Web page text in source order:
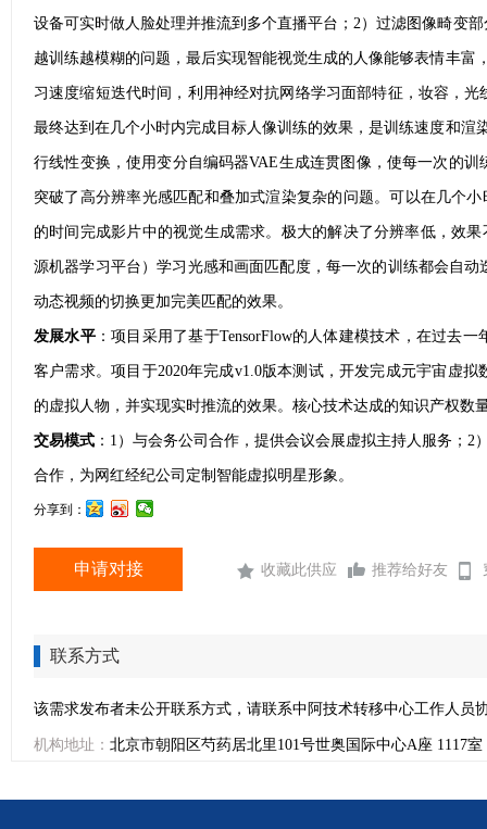
设备可实时做人脸处理并推流到多个直播平台；2）过滤图像畸变
越训练越模糊的问题，最后实现智能视觉生成的人像能够表情丰
习速度缩短迭代时间，利用神经对抗网络学习面部特征，妆容，
最终达到在几个小时内完成目标人像训练的效果，是训练速度和渲
行线性变换，使用变分自编码器VAE生成连贯图像，使每一次的
突破了高分辨率光感匹配和叠加式渲染复杂的问题。可以在几个
的时间完成影片中的视觉生成需求。极大的解决了分辨率低，效
源机器学习平台）学习光感和画面匹配度，每一次的训练都会自
动态视频的切换更加完美匹配的效果。
发展水平：项目采用了基于TensorFlow的人体建模技术，在过去
客户需求。项目于2020年完成v1.0版本测试，开发完成元宇宙虚
的虚拟人物，并实现实时推流的效果。核心技术达成的知识产权数
交易模式 ：1）与会务公司合作，提供会议会展虚拟主持人服务；
合作，为网红经纪公司定制智能虚拟明星形象。
分享到：
申请对接 收藏此供应 推荐给好友
联系方式
该需求发布者未公开联系方式，请联系中阿技术转移中心工作人员
机构地址： 北京市朝阳区芍药居北里101号世奥国际中心A座 1117室